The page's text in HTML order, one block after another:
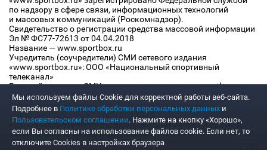
по надзору в сфере связи, информационных технологий
и массовых коммуникаций (Роскомнадзор).
Свидетельство о регистрации средства массовой информации
Эл № ФС77-72613 от 04.04.2018
Название — www.sportbox.ru
Учредитель (соучредители) СМИ сетевого издания
«www.sportbox.ru»: ООО «Национальный спортивный
телеканал»
Главный редактор СМИ сетевого издания «www.sportbox.ru»:
Конов В.А.
Номер телефона редакции СМИ сетевого издания
«www.sportbox.ru»: +7 (495) 653 8419
Адрес электронной почты редакции СМИ сетевого издания
«www.sportbox.ru»: editor@sportbox.ru
Мы используем файлы Сookie для корректной работы веб-сайта.
Подробнее в Политике обработки персональных данных и
Пользовательском соглашении. Нажмите на кнопку «Хорошо»,
если Вы согласны на использование файлов cookie. Если нет, то
отключите Cookies в настройках браузера